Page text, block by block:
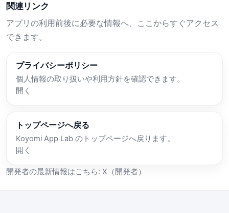
関連リンク
アプリの利用前後に必要な情報へ、ここからすぐアクセス
できます。
プライバシーポリシー
個人情報の取り扱いや利用方針を確認できます。
開く
トップページへ戻る
Koyomi App Lab のトップページへ戻ります。
開く
開発者の最新情報はこちら: X（開発者）